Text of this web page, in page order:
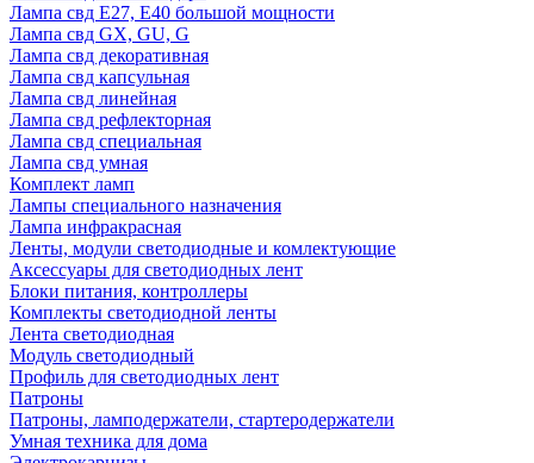
Лампа свд E27, Е40 большой мощности
Лампа свд GX, GU, G
Лампа свд декоративная
Лампа свд капсульная
Лампа свд линейная
Лампа свд рефлекторная
Лампа свд специальная
Лампа свд умная
Комплект ламп
Лампы специального назначения
Лампа инфракрасная
Ленты, модули светодиодные и комлектующие
Аксессуары для светодиодных лент
Блоки питания, контроллеры
Комплекты светодиодной ленты
Лента светодиодная
Модуль светодиодный
Профиль для светодиодных лент
Патроны
Патроны, ламподержатели, стартеродержатели
Умная техника для дома